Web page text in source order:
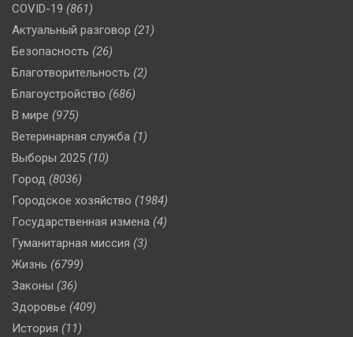
COVID-19 (861)
Актуальный разговор (21)
Безопасность (26)
Благотворительность (2)
Благоустройство (686)
В мире (975)
Ветеринарная служба (1)
Выборы 2025 (10)
Город (8036)
Городское хозяйство (1984)
Государственная измена (4)
Гуманитарная миссия (3)
Жизнь (6799)
Законы (36)
Здоровье (409)
История (11)